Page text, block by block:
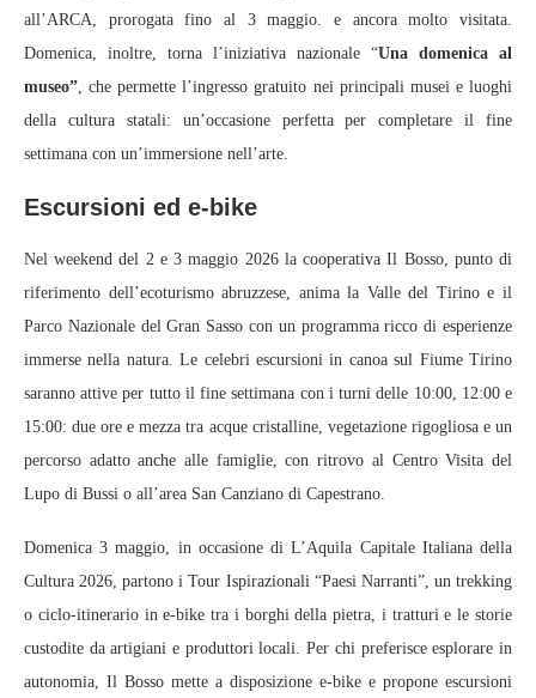
all’ARCA, prorogata fino al 3 maggio. e ancora molto visitata.
Domenica, inoltre, torna l’iniziativa nazionale “Una domenica al
museo” , che permette l’ingresso gratuito nei principali musei e luoghi
della cultura statali: un’occasione perfetta per completare il fine
settimana con un’immersione nell’arte.
Escursioni ed e-bike
Nel weekend del 2 e 3 maggio 2026 la cooperativa Il Bosso, punto di
riferimento dell’ecoturismo abruzzese, anima la Valle del Tirino e il
Parco Nazionale del Gran Sasso con un programma ricco di esperienze
immerse nella natura. Le celebri escursioni in canoa sul Fiume Tirino
saranno attive per tutto il fine settimana con i turni delle 10:00, 12:00 e
15:00: due ore e mezza tra acque cristalline, vegetazione rigogliosa e un
percorso adatto anche alle famiglie, con ritrovo al Centro Visita del
Lupo di Bussi o all’area San Canziano di Capestrano.
Domenica 3 maggio, in occasione di L’Aquila Capitale Italiana della
Cultura 2026, partono i Tour Ispirazionali “Paesi Narranti”, un trekking
o ciclo‑itinerario in e‑bike tra i borghi della pietra, i tratturi e le storie
custodite da artigiani e produttori locali. Per chi preferisce esplorare in
autonomia, Il Bosso mette a disposizione e‑bike e propone escursioni